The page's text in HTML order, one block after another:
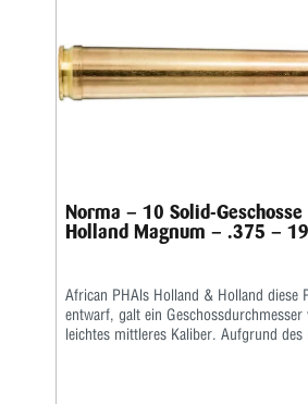
Norma – 10 Solid-
Holland Magnum – .375 –
African PHAls Holland & Holland diese
entwarf, galt ein
leichtes mittleres Kaliber. Aufgrund des